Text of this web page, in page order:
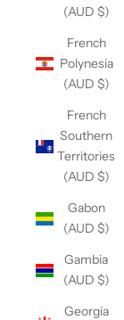
(AUD $)
French
Polynesia
(AUD $)
French
Southern
Territories
(AUD $)
Gabon
(AUD $)
Gambia
(AUD $)
Georgia